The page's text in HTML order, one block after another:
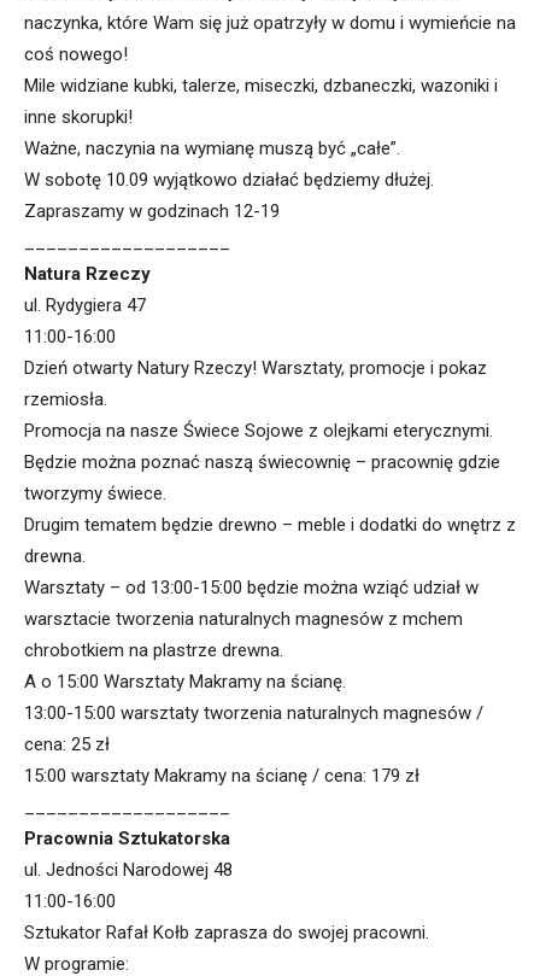
naczynka, które Wam się już opatrzyły w domu i wymieńcie na
coś nowego!
Mile widziane kubki, talerze, miseczki, dzbaneczki, wazoniki i
inne skorupki!
Ważne, naczynia na wymianę muszą być „całe”.
W sobotę 10.09 wyjątkowo działać będziemy dłużej.
Zapraszamy w godzinach 12-19
Natura Rzeczy
ul. Rydygiera 47
11:00-16:00
Dzień otwarty Natury Rzeczy! Warsztaty, promocje i pokaz
rzemiosła.
Promocja na nasze Świece Sojowe z olejkami eterycznymi.
Będzie można poznać naszą świecownię – pracownię gdzie
tworzymy świece.
Drugim tematem będzie drewno – meble i dodatki do wnętrz z
drewna.
Warsztaty – od 13:00-15:00 będzie można wziąć udział w
warsztacie tworzenia naturalnych magnesów z mchem
chrobotkiem na plastrze drewna.
A o 15:00 Warsztaty Makramy na ścianę.
13:00-15:00 warsztaty tworzenia naturalnych magnesów /
cena: 25 zł
15:00 warsztaty Makramy na ścianę / cena: 179 zł
Pracownia Sztukatorska
ul. Jedności Narodowej 48
11:00-16:00
Sztukator Rafał Kołb zaprasza do swojej pracowni.
W programie: